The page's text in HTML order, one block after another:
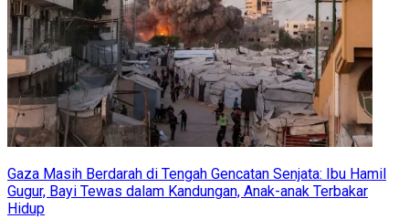
Gaza Masih Berdarah di Tengah Gencatan Senjata: Ibu Hamil
Gugur, Bayi Tewas dalam Kandungan, Anak-anak Terbakar
Hidup